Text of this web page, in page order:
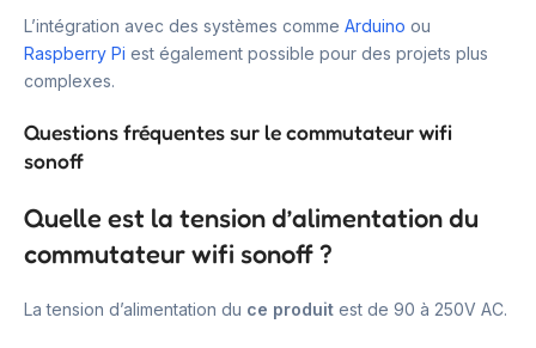
L’intégration avec des systèmes comme Arduino ou
Raspberry Pi est également possible pour des projets plus
complexes.
Questions fréquentes sur le commutateur wifi
sonoff
Quelle est la tension d’alimentation du
commutateur wifi sonoff ?
La tension d’alimentation du ce produit est de 90 à 250V AC.